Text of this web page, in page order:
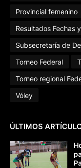
Provincial femenino
Resultados Fechas
Subsecretaría de
Torneo Federal
Torneo regional
Vóley
ÚLTIMOS